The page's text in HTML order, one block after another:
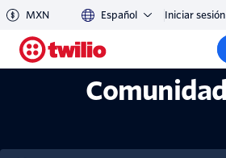
MXN Español Iniciar sesión
Comunidad